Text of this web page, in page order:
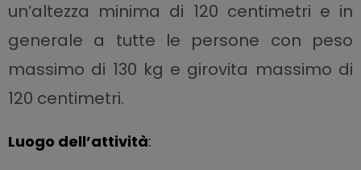
un’altezza minima di 120 centimetri e in
generale a tutte le persone con peso
massimo di 130 kg e girovita massimo di
120 centimetri.
Luogo dell’attività: